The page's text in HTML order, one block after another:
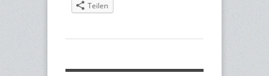
Teilen